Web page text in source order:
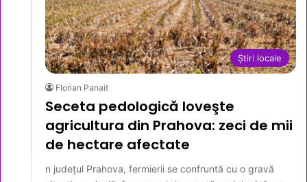
Știri locale
Florian Panait
Seceta pedologică loveşte
agricultura din Prahova: zeci de mii
de hectare afectate
n judeţul Prahova, fermierii se confruntă cu o gravă